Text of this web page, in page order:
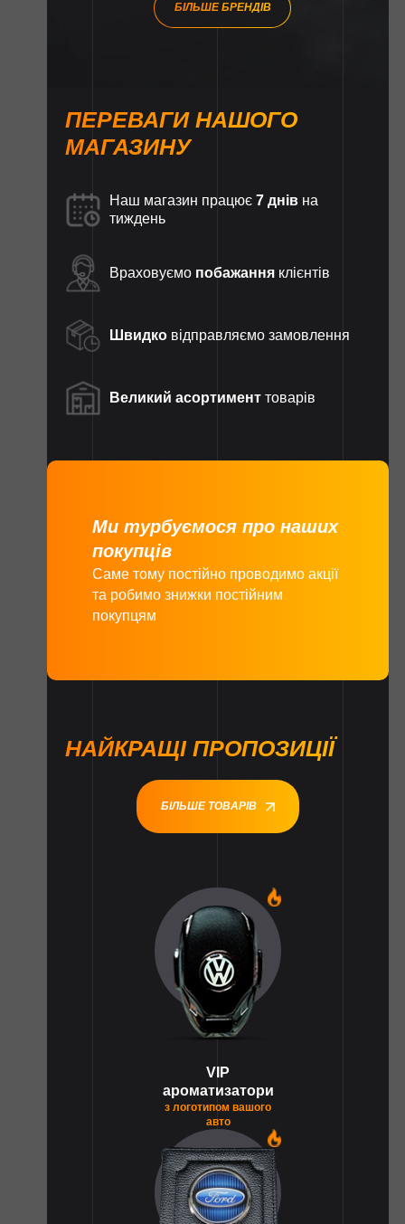
БІЛЬШЕ БРЕНДІВ
ПЕРЕВАГИ НАШОГО
МАГАЗИНУ
Наш магазин працює 7 днів на
тиждень
Враховуємо побажання клієнтів
Швидко відправляємо замовлення
Великий асортимент товарів
Ми турбуємося про наших
покупців
Саме тому постійно проводимо акції
та робимо знижки постійним
покупцям
НАЙКРАЩІ ПРОПОЗИЦІЇ
БІЛЬШЕ ТОВАРІВ
VIP
ароматизатори
з логотипом вашого
авто